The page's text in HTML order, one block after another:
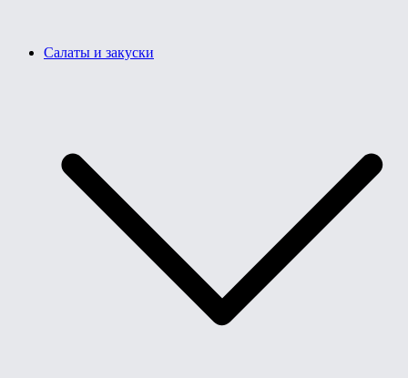
Салаты и закуски